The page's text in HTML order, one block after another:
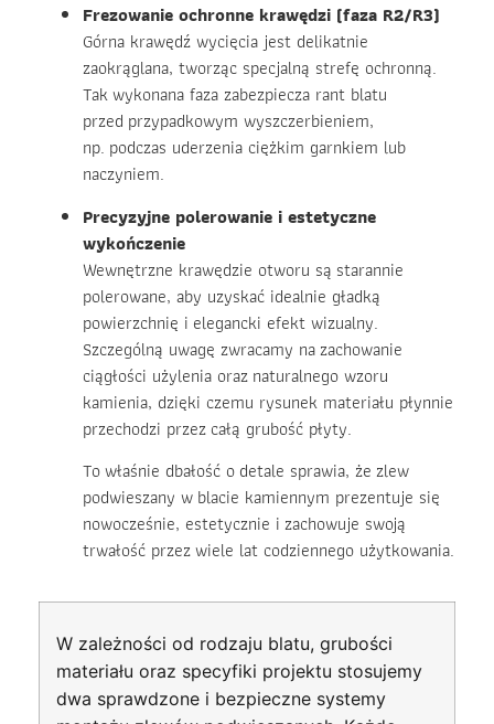
Frezowanie ochronne krawędzi (faza R2/R3)
Górna krawędź wycięcia jest delikatnie
zaokrąglana, tworząc specjalną strefę ochronną.
Tak wykonana faza zabezpiecza rant blatu
przed przypadkowym wyszczerbieniem,
np. podczas uderzenia ciężkim garnkiem lub
naczyniem.
Precyzyjne polerowanie i estetyczne
wykończenie
Wewnętrzne krawędzie otworu są starannie
polerowane, aby uzyskać idealnie gładką
powierzchnię i elegancki efekt wizualny.
Szczególną uwagę zwracamy na zachowanie
ciągłości użylenia oraz naturalnego wzoru
kamienia, dzięki czemu rysunek materiału płynnie
przechodzi przez całą grubość płyty.
To właśnie dbałość o detale sprawia, że zlew
podwieszany w blacie kamiennym prezentuje się
nowocześnie, estetycznie i zachowuje swoją
trwałość przez wiele lat codziennego użytkowania.
W zależności od rodzaju blatu, grubości
materiału oraz specyfiki projektu stosujemy
dwa sprawdzone i bezpieczne systemy